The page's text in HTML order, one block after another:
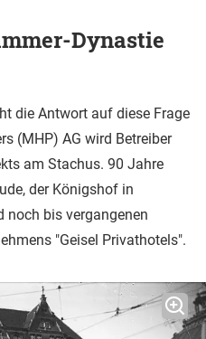
Dynastie
die Antwort auf diese Frage
(MHP) AG wird Betreiber
am Stachus. 90 Jahre
der Königshof in
noch bis vergangenen
"Geisel Privathotels".